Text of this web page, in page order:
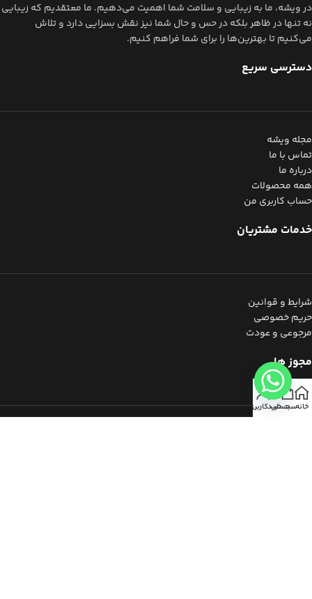
در ویشه، ما به زیبایی و سلامت شما اهمیت می‌دهیم. ما معتقدیم که زیبایی
نه تنها در ظاهر بلکه در حس و حال شما نیز نقش بسزایی دارد و تلاش
می‌کنیم تا بهترین‌ها را برای شما فراهم کنیم.
دسترسی سریع
مجله ویشه
تماس با ما
درباره ما
همه محصولات
حساب کاربری من
خدمات مشتریان
شرایط و قوانین
حریم خصوصی
مرجوعی و عودت
مجوز ها
خانهسبد خرید
حساب کاربری من